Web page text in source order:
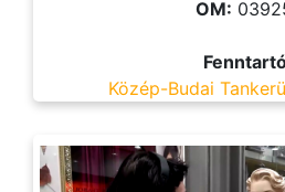
OM:
Közép-Budai